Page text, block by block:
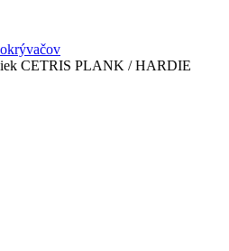
CETRIS PLANK / HARDIE